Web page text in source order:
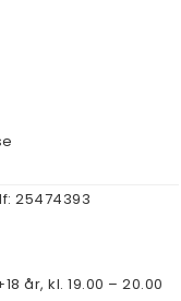
25474393
år, kl. 19.00 – 20.00